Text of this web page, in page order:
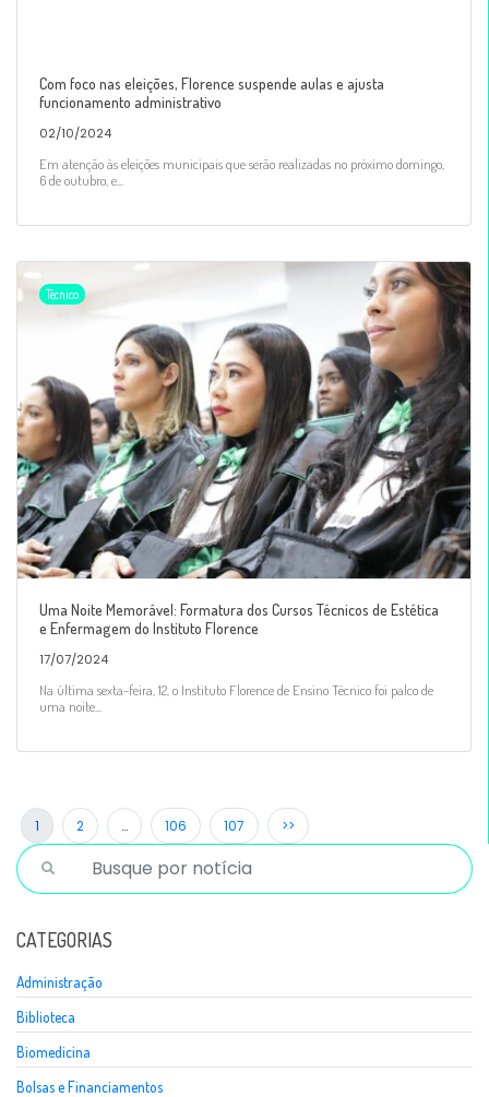
Com foco nas eleições, Florence suspende aulas e ajusta
funcionamento administrativo
02/10/2024
Em atenção às eleições municipais que serão realizadas no próximo domingo,
6 de outubro, e...
Técnico
Uma Noite Memorável: Formatura dos Cursos Técnicos de Estética
e Enfermagem do Instituto Florence
17/07/2024
Na última sexta-feira, 12, o Instituto Florence de Ensino Técnico foi palco de
uma noite...
1 2 … 106 107 >>
CATEGORIAS
Administração
Biblioteca
Biomedicina
Bolsas e Financiamentos